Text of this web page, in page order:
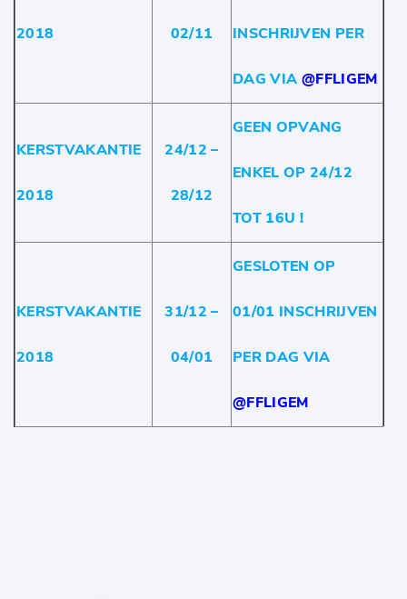
2018 02/11 INSCHRIJVEN PER
DAG VIA @FFLIGEM
KERSTVAKANTIE
2018
24/12 –
28/12
GEEN OPVANG
ENKEL OP 24/12
TOT 16U !
KERSTVAKANTIE
2018
31/12 –
04/01
GESLOTEN OP
01/01 INSCHRIJVEN
PER DAG VIA
@FFLIGEM